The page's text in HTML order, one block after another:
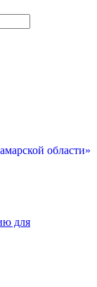
области»
для